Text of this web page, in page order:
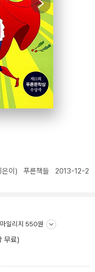
은이) 푸른책들 2013-12-2
마일리지 550원
무료)